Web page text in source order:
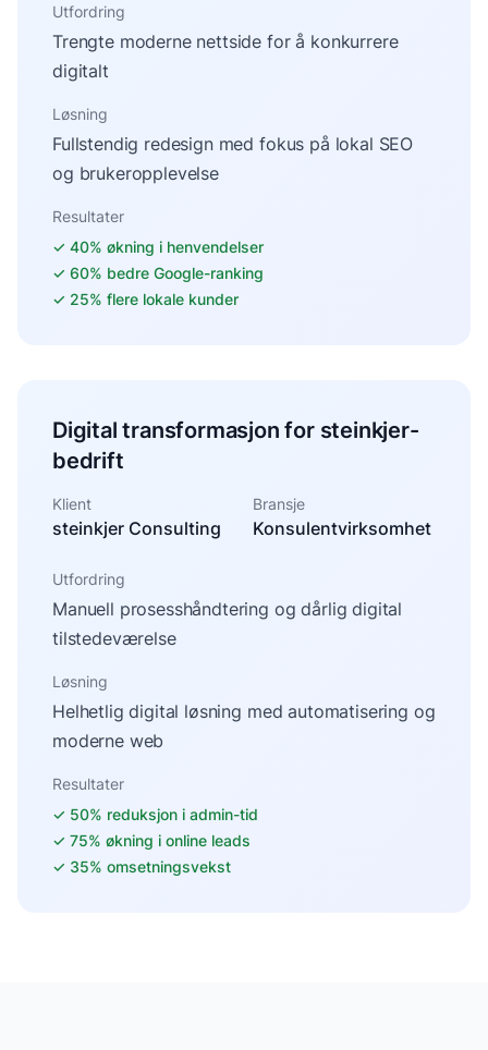
Utfordring
Trengte moderne nettside for å konkurrere
digitalt
Løsning
Fullstendig redesign med fokus på lokal SEO
og brukeropplevelse
Resultater
✓ 40% økning i henvendelser
✓ 60% bedre Google-ranking
✓ 25% flere lokale kunder
Digital transformasjon for steinkjer-
bedrift
Klient
steinkjer Consulting
Bransje
Konsulentvirksomhet
Utfordring
Manuell prosesshåndtering og dårlig digital
tilstedeværelse
Løsning
Helhetlig digital løsning med automatisering og
moderne web
Resultater
✓ 50% reduksjon i admin-tid
✓ 75% økning i online leads
✓ 35% omsetningsvekst